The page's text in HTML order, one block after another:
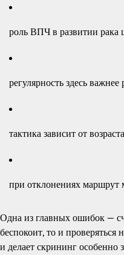
роль ВПЧ в развитии рака
регулярность здесь важнее
тактика зависит от
при отклонениях маршрут
Одна из главных ошибок —
беспокоит, то и проверяться
и делает скрининг особенно